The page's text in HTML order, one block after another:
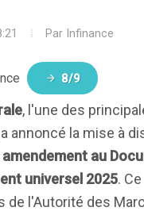
Par Infinance
8/9
, l'une des
annoncé la mise à
au
universel 2025.
de l'Autorité des